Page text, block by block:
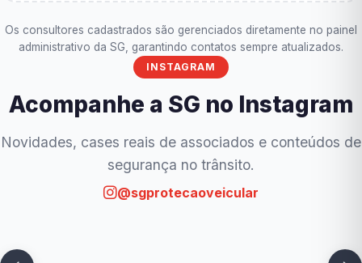
Os consultores cadastrados são gerenciados diretamente no painel
administrativo da SG, garantindo contatos sempre atualizados.
INSTAGRAM
Acompanhe a SG no Instagram
Novidades, cases reais de associados e conteúdos de
segurança no trânsito.
@sgprotecaoveicular